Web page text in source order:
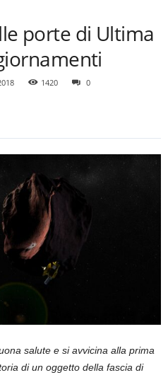
porte di Ultima
1420 0
salute e si avvicina alla prima
di un oggetto della fascia di